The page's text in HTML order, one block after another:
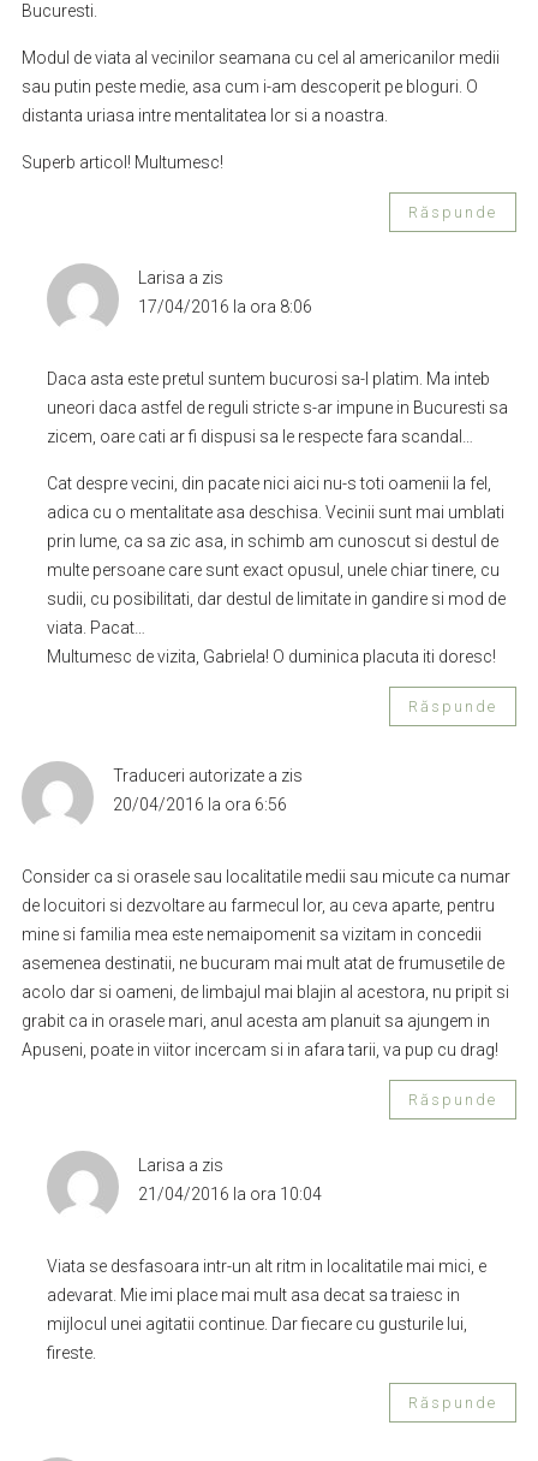
Bucuresti.
Modul de viata al vecinilor seamana cu cel al americanilor medii
sau putin peste medie, asa cum i-am descoperit pe bloguri. O
distanta uriasa intre mentalitatea lor si a noastra.
Superb articol! Multumesc!
Răspunde
Larisa a zis
17/04/2016 la ora 8:06
Daca asta este pretul suntem bucurosi sa-l platim. Ma inteb
uneori daca astfel de reguli stricte s-ar impune in Bucuresti sa
zicem, oare cati ar fi dispusi sa le respecte fara scandal…
Cat despre vecini, din pacate nici aici nu-s toti oamenii la fel,
adica cu o mentalitate asa deschisa. Vecinii sunt mai umblati
prin lume, ca sa zic asa, in schimb am cunoscut si destul de
multe persoane care sunt exact opusul, unele chiar tinere, cu
sudii, cu posibilitati, dar destul de limitate in gandire si mod de
viata. Pacat…
Multumesc de vizita, Gabriela! O duminica placuta iti doresc!
Răspunde
Traduceri autorizate a zis
20/04/2016 la ora 6:56
Consider ca si orasele sau localitatile medii sau micute ca numar
de locuitori si dezvoltare au farmecul lor, au ceva aparte, pentru
mine si familia mea este nemaipomenit sa vizitam in concedii
asemenea destinatii, ne bucuram mai mult atat de frumusetile de
acolo dar si oameni, de limbajul mai blajin al acestora, nu pripit si
grabit ca in orasele mari, anul acesta am planuit sa ajungem in
Apuseni, poate in viitor incercam si in afara tarii, va pup cu drag!
Răspunde
Larisa a zis
21/04/2016 la ora 10:04
Viata se desfasoara intr-un alt ritm in localitatile mai mici, e
adevarat. Mie imi place mai mult asa decat sa traiesc in
mijlocul unei agitatii continue. Dar fiecare cu gusturile lui,
fireste.
Răspunde